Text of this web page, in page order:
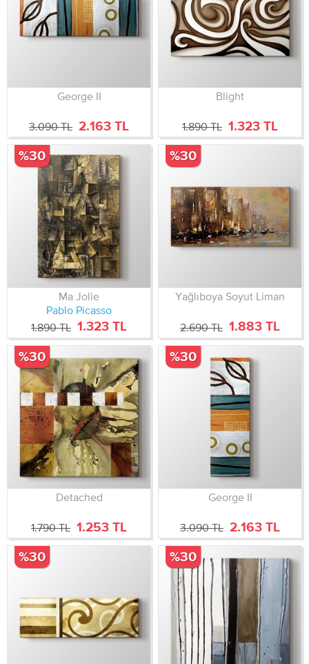
George II
3.090 TL 2.163 TL
Blight
1.890 TL 1.323 TL
Ma Jolie
Pablo Picasso
1.890 TL 1.323 TL
%30
Yağlıboya Soyut Liman
2.690 TL 1.883 TL
%30
Detached
1.790 TL 1.253 TL
%30
George II
3.090 TL 2.163 TL
%30
%30 %30